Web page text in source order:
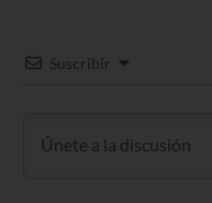
Suscribir